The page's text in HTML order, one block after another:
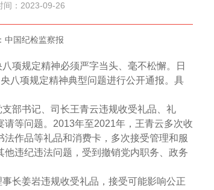
间：2023-09-26
中国纪检监察报
规定精神必须严字当头、毫不松懈。日
八项规定精神典型问题进行公开通报。具
部书记、司长王青云违规收受礼品、礼
等问题。2013年至2021年，王青云多次收
作品等礼品和消费卡，多次接受管理和服
违纪违法问题，受到撤销党内职务、政务
长姜岩违规收受礼品，接受可能影响公正